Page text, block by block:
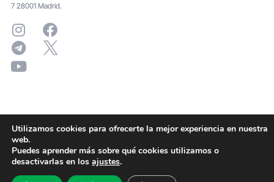
7 28001 Madrid.
Utilizamos cookies para ofrecerte la mejor experiencia en nuestra
web.
Puedes aprender más sobre qué cookies utilizamos o
desactivarlas en los ajustes.